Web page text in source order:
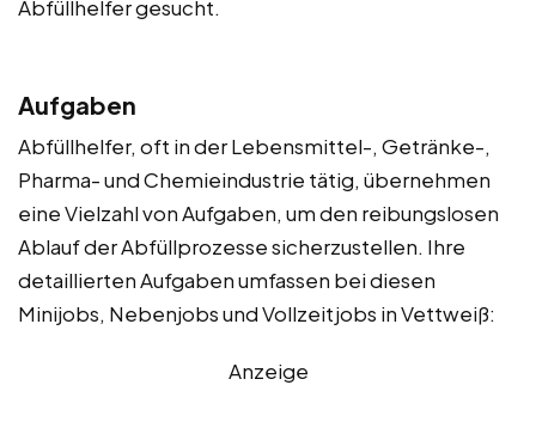
Abfüllhelfer gesucht.
Aufgaben
Abfüllhelfer, oft in der Lebensmittel-, Getränke-,
Pharma- und Chemieindustrie tätig, übernehmen
eine Vielzahl von Aufgaben, um den reibungslosen
Ablauf der Abfüllprozesse sicherzustellen. Ihre
detaillierten Aufgaben umfassen bei diesen
Minijobs, Nebenjobs und Vollzeitjobs in Vettweiß:
Anzeige